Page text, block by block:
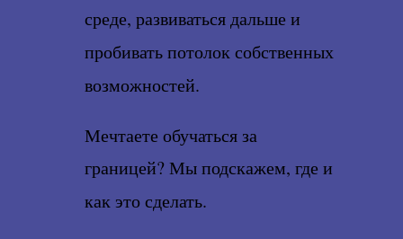
среде, развиваться дальше и
пробивать потолок собственных
возможностей.
Мечтаете обучаться за
границей? Мы подскажем, где и
как это сделать.